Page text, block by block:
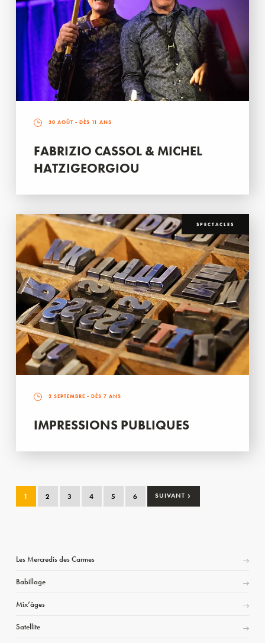
30 AOÛT - DÈS 11 ANS
FABRIZIO CASSOL & MICHEL
HATZIGEORGIOU
SPECTACLES
2 SEPTEMBRE - DÈS 7 ANS
IMPRESSIONS PUBLIQUES
1 2 3 4 5 6 SUIVANT ›
Les Mercredis des Carmes
Babillage
Mix’âges
Satellite